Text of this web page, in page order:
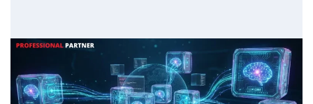
5.2 Phân tích tài chính và quản lý rủi ro